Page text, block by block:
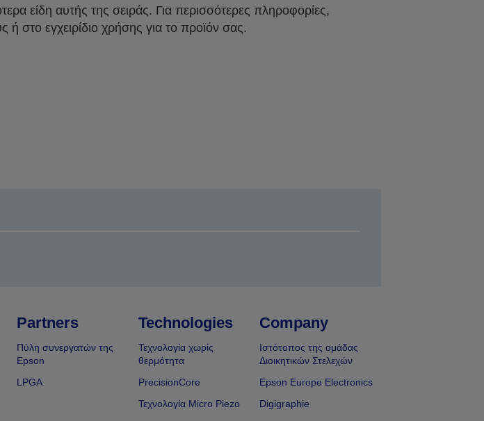
είδη αυτής της σειράς. Για περισσότερες πληροφορίες,
στο εγχειρίδιο χρήσης για το προϊόν σας.
Partners
Πύλη συνεργατών της
Epson
LPGA
Technologies
Τεχνολογία χωρίς
θερμότητα
PrecisionCore
Τεχνολογία Micro Piezo
Company
Ιστότοπος της ομάδας
Διοικητικών Στελεχών
Epson Europe Electronics
Digigraphie